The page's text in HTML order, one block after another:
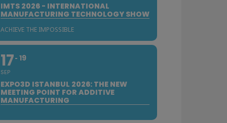
IMTS 2026 - INTERNATIONAL
MANUFACTURING TECHNOLOGY SHOW
ACHIEVE THE IMPOSSIBLE
17
SEP
19
EXPO3D ISTANBUL 2026: THE NEW
MEETING POINT FOR ADDITIVE
MANUFACTURING